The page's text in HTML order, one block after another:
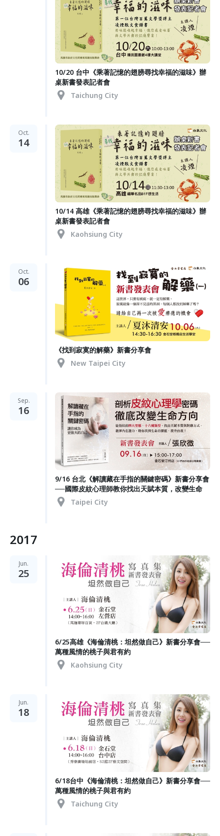
10/20 台中《乘著記憶的翅膀尋找幸福的滋味》辦
桌新書發表記者會
Taichung City
Oct.
14
10/14 高雄《乘著記憶的翅膀尋找幸福的滋味》辦
桌新書發表記者會
Kaohsiung City
Oct.
06
《找到寂寞的解藥》新書分享會
New Taipei City
Sep.
16
9/16 台北《解讀藏在手指的關鍵密碼》新書分享會
──國際皮紋心理師教你找出天賦本質，改變生命
Taipei City
2017
Jun.
25
6/25高雄《海倫清桃：坦然做自己​》新書分享會──
萬種風情的桃子與君有約
Kaohsiung City
Jun.
18
6/18台中《海倫清桃：坦然做自己​》新書分享會──
萬種風情的桃子與君有約
Taichung City